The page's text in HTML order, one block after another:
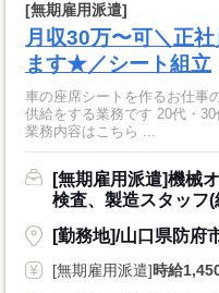
[無期雇用派遣]
月収30万〜可＼正
ます★／シート組立
車の座席シートを作るお仕事
供給をする業務です 20代・
業務内容はこちら ...
[無期雇用派遣]機械
検査、製造スタッフ
[勤務地]/山口県防府
[無期雇用派遣]時給